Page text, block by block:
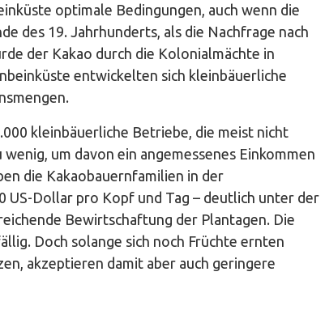
optimale Bedingungen, auch wenn die
des 19. Jahrhunderts, als die Nachfrage nach
der Kakao durch die Kolonialmächte in
entwickelten sich kleinbäuerliche
kleinbäuerliche Betriebe, die meist nicht
um davon ein angemessenes Einkommen
die Kakaobauernfamilien in der
US-Dollar pro Kopf und Tag – deutlich unter der
Bewirtschaftung der Plantagen. Die
Doch solange sich noch Früchte ernten
akzeptieren damit aber auch geringere